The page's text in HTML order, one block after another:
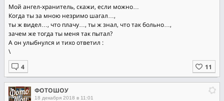
Мой ангел-хранитель, скажи, если можно…
Когда ты за мною незримо шагал…,
ты ж видел…, что плачу…, ты ж знал, что так больно…,
зачем же тогда ты меня так пытал?
А он улыбнулся и тихо ответил :
\
ФОТОШОУ
18 декабря 2018 в 11:01